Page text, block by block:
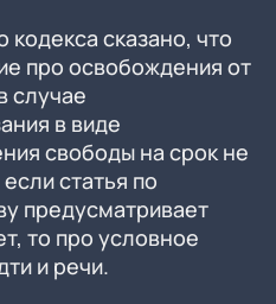
кодекса сказано, что
про освобождения от
случае
в виде
свободы на срок не
статья по
предусматривает
то про условное
и речи.